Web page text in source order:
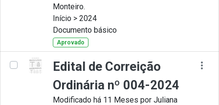
Monteiro.
Início > 2024
Documento básico
Aprovado
Edital de Correição
Ordinária nº 004-2024
Modificado há 11 Meses por Juliana